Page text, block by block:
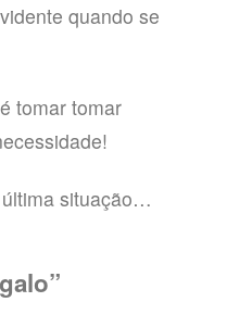
quando se
tomar tomar
situação…